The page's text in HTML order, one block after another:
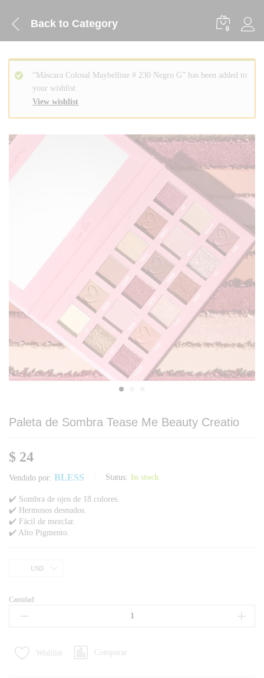
Back to Category 0
View wishlist
“Máscara Colosal Maybelline # 230 Negro G” has been added to
your wishlist
Paleta de Sombra Tease Me Beauty Creatio
$ 24
Vendido por: BLESS Status: In stock
✔️ Sombra de ojos de 18 colores.
✔️ Hermosos desnudos.
✔️ Fácil de mezclar.
✔️ Alto Pigmento.
USD
Cantidad:
Wishlist Comparar